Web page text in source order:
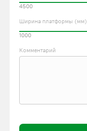
4500
Ширина платформы (мм)
1000
Комментарий